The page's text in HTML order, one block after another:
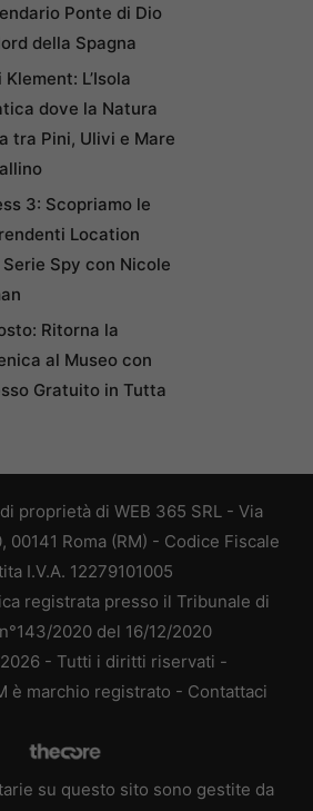
Ponte di Dio
della Spagna
L’Isola
dove la Natura
tra Pini, Ulivi e Mare
3: Scopriamo le
Location
Spy con Nicole
Ritorna la
al Museo con
Gratuito in Tutta
proprietà di WEB 365 SRL - Via
00141 Roma (RM) - Codice Fiscale
I.V.A. 12279101005
registrata presso il Tribunale di
2020 del 16/12/2020
- Tutti i diritti riservati -
è marchio registrato - Contattaci
su questo sito sono gestite da